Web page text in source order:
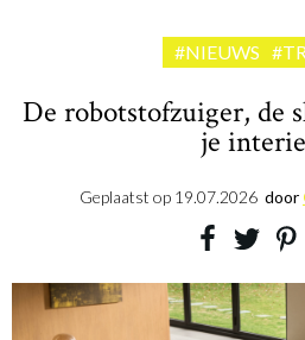
#NIEUWS
De robotstofzuiger, de
je
Geplaatst op 19.07.2026 door